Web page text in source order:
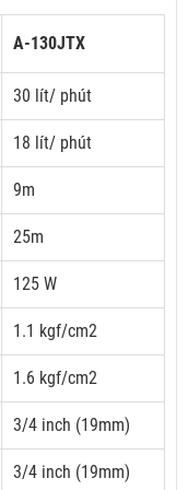
A-130JTX
30 lít/ phút
18 lít/ phút
9m
25m
125 W
1.1 kgf/cm2
1.6 kgf/cm2
3/4 inch (19mm)
3/4 inch (19mm)